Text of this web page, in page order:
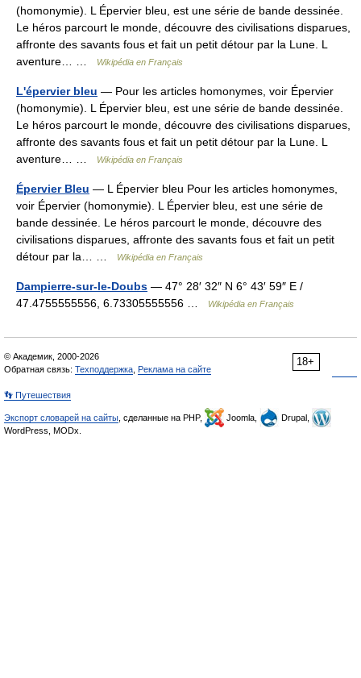
(homonymie). L Épervier bleu, est une série de bande dessinée.
Le héros parcourt le monde, découvre des civilisations disparues,
affronte des savants fous et fait un petit détour par la Lune. L
aventure… …
Wikipédia en Français
L'épervier bleu — Pour les articles homonymes, voir Épervier
(homonymie). L Épervier bleu, est une série de bande dessinée.
Le héros parcourt le monde, découvre des civilisations disparues,
affronte des savants fous et fait un petit détour par la Lune. L
aventure… …
Wikipédia en Français
Épervier Bleu — L Épervier bleu Pour les articles homonymes,
voir Épervier (homonymie). L Épervier bleu, est une série de
bande dessinée. Le héros parcourt le monde, découvre des
civilisations disparues, affronte des savants fous et fait un petit
détour par la… …
Wikipédia en Français
Dampierre-sur-le-Doubs — 47° 28′ 32″ N 6° 43′ 59″ E /
47.4755555556, 6.73305555556 …
Wikipédia en Français
18+
© Академик, 2000-2026
Обратная связь: Техподдержка Реклама на сайте
👣 Путешествия
Экспорт словарей на сайты , сделанные на PHP, Joomla,
Drupal,
WordPress, MODx.